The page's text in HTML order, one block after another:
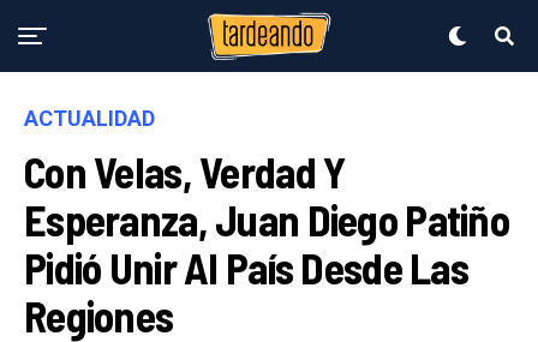
ACTUALIDAD
Con Velas, Verdad Y
Esperanza, Juan Diego Patiño
Pidió Unir Al País Desde Las
Regiones